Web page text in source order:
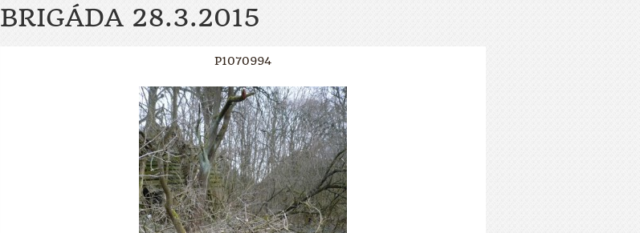
BRIGÁDA 28.3.2015
P1070994